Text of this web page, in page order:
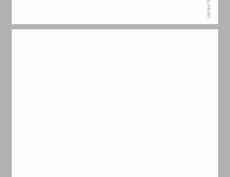
תוכן העניינים ... 7